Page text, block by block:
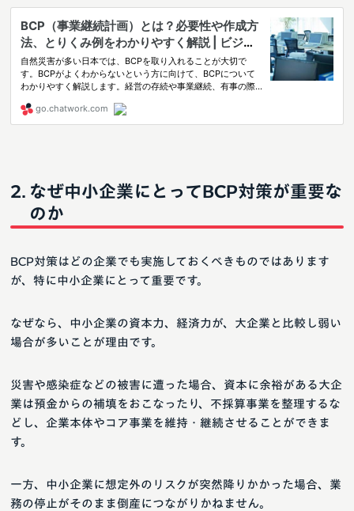
なぜ中小企業にとってBCP対策が重要な
のか
BCP対策はどの企業でも実施しておくべきものではあります
が、特に中小企業にとって重要です。
なぜなら、中小企業の資本力、経済力が、大企業と比較し弱い
場合が多いことが理由です。
災害や感染症などの被害に遭った場合、資本に余裕がある大企
業は預金からの補填をおこなったり、不採算事業を整理するな
どし、企業本体やコア事業を維持・継続させることができま
す。
一方、中小企業に想定外のリスクが突然降りかかった場合、業
務の停止がそのまま倒産につながりかねません。